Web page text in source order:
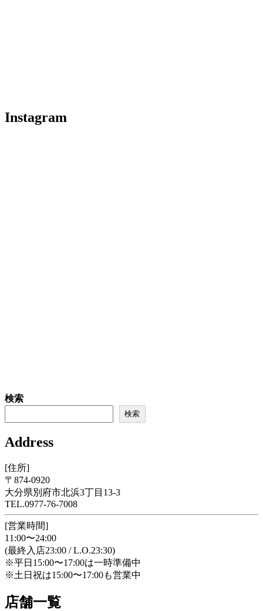
Instagram
検索
検索
Address
[住所]
〒874-0920
大分県別府市北浜3丁目13-3
TEL.0977-76-7008
[営業時間]
11:00〜24:00
(最終入店23:00 / L.O.23:30)
※平日15:00〜17:00は一時準備中
※土日祝は15:00〜17:00も営業中
店舗一覧